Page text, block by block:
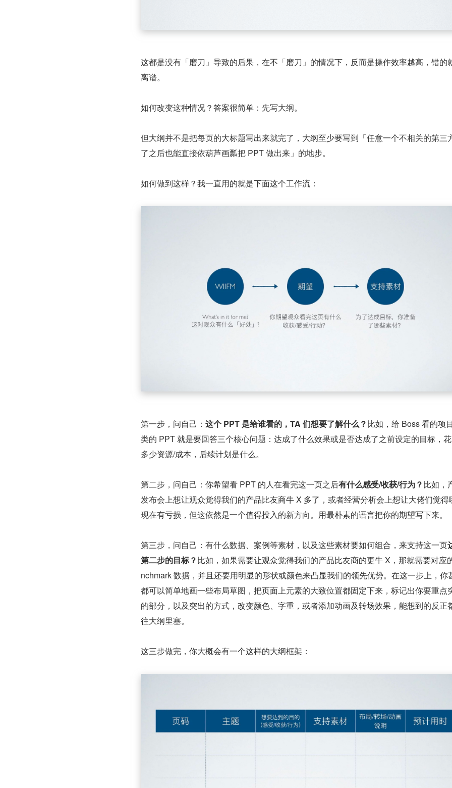
这都是没有「磨刀」导致的后果，在不「磨刀」的情况下，反而是操作效率越高，错的
离谱。
如何改变这种情况？答案很简单：先写大纲。
但大纲并不是把每页的大标题写出来就完了，大纲至少要写到「任意一个不相关的第三
了之后也能直接依葫芦画瓢把 PPT 做出来」的地步。
如何做到这样？我一直用的就是下面这个工作流：
第一步，问自己： 这个 PPT 是给谁看的，TA 们想要了解什么？比如，给 Boss 看的项
类的 PPT 就是要回答三个核心问题：达成了什么效果或是否达成了之前设定的目标，
多少资源/成本，后续计划是什么。
第二步，问自己：你希望看 PPT 的人在看完这一页之后有什么感受/收获/行为？比如，
发布会上想让观众觉得我们的产品比友商牛 X 多了，或者经营分析会上想让大佬们觉得
现在有亏损，但这依然是一个值得投入的新方向。用最朴素的语言把你的期望写下来。
第三步，问自己：有什么数据、案例等素材，以及这些素材要如何组合，来支持这一页
第二步的目标？比如，如果需要让观众觉得我们的产品比友商的更牛 X，那就需要对应
nchmark 数据，并且还要用明显的形状或颜色来凸显我们的领先优势。在这一步上，你
都可以简单地画一些布局草图，把页面上元素的大致位置都固定下来，标记出你要重点
的部分，以及突出的方式，改变颜色、字重，或者添加动画及转场效果，能想到的反正
往大纲里塞。
这三步做完，你大概会有一个这样的大纲框架：